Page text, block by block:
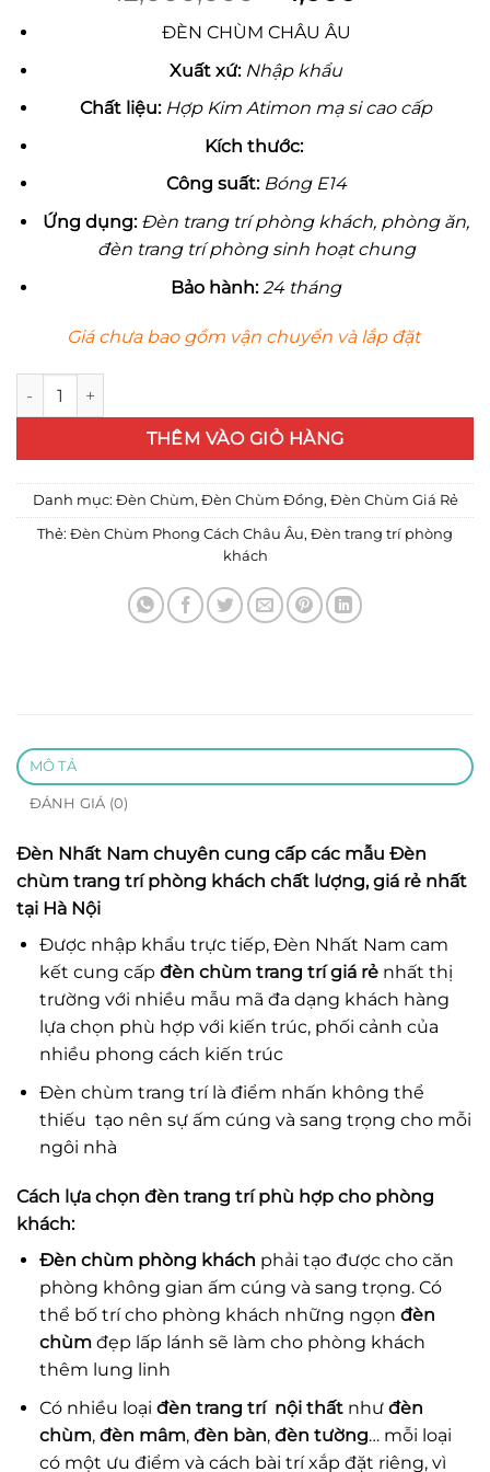
gốc
là:
12,000,000 ₫.
1,000 ₫.
ĐÈN CHÙM CHÂU ÂU
Xuất xứ: Nhập khẩu
Chất liệu: Hợp Kim Atimon mạ si cao cấp
Kích thước:
Công suất: Bóng E14
Ứng dụng: Đèn trang trí phòng khách, phòng ăn,
đèn trang trí phòng sinh hoạt chung
Bảo hành: 24 tháng
Giá chưa bao gồm vận chuyển và lắp đặt
Đèn chùm Châu Âu GK99/15 số lượng
THÊM VÀO GIỎ HÀNG
Danh mục: Đèn Chùm, Đèn Chùm Đồng, Đèn Chùm Giá Rẻ
Thẻ: Đèn Chùm Phong Cách Châu Âu, Đèn trang trí phòng
khách
MÔ TẢ
ĐÁNH GIÁ (0)
Đèn Nhất Nam chuyên cung cấp các mẫu Đèn
chùm trang trí phòng khách chất lượng, giá rẻ nhất
tại Hà Nội
Được nhập khẩu trực tiếp, Đèn Nhất Nam cam
kết cung cấp đèn chùm trang trí giá rẻnhất thị
trường với nhiều mẫu mã đa dạng khách hàng
lựa chọn phù hợp với kiến trúc, phối cảnh của
nhiều phong cách kiến trúc
Đèn chùm trang trí là điểm nhấn không thể
thiếu tạo nên sự ấm cúng và sang trọng cho mỗi
ngôi nhà
Cách lựa chọn đèn trang tríphù hợp cho phòng
khách:
Đèn chùm phòng khách phải tạo được cho căn
phòng không gian ấm cúng và sang trọng. Có
thể bố trí cho phòng khách những ngọn đèn
chùmđẹp lấp lánh sẽ làm cho phòng khách
thêm lung linh
Có nhiều loại đèn trang trí nội thấtnhư đèn
chùm, đèn mâm, đèn bàn, đèn tường… mỗi loại
có một ưu điểm và cách bài trí xắp đặt riêng, vì